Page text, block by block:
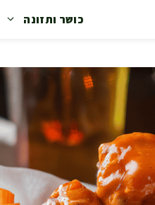
כושר ותזונה